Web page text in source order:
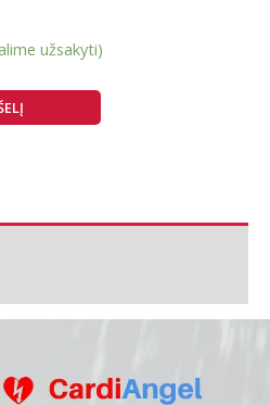
užsakyti)